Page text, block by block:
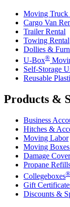
Moving Truck
Cargo Van
Trailer Rental
Towing Rental
Dollies &
U-Box®
Self-Storage
Reusable
Products &
Business
Hitches &
Moving Labor
Moving
Damage
Propane
Collegeboxes®
Gift
Discounts &